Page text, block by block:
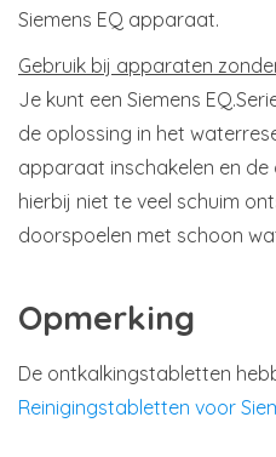
Siemens EQ apparaat.
Gebruik bij apparaten
Je kunt een Siemens
de oplossing in het
apparaat inschakelen en
hierbij niet te veel schuim
doorspoelen met schoon
Opmerking
De ontkalkingstabletten
Reinigingstabletten voor